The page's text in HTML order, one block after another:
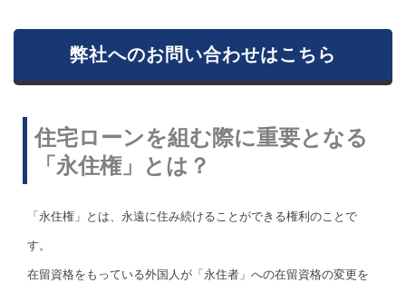
弊社へのお問い合わせはこちら
住宅ローンを組む際に重要となる
「永住権」とは？
「永住権」とは、永遠に住み続けることができる権利のことで
す。
在留資格をもっている外国人が「永住者」への在留資格の変更を